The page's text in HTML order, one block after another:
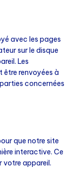
avec les pages
sur le disque
Les
renvoyées à
concernées
que notre site
interactive. Ce
votre appareil.